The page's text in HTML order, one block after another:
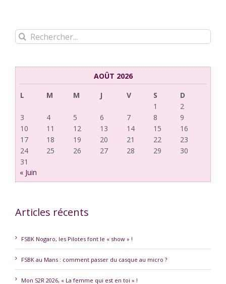
Rechercher:
AOÛT 2026
L
M M J V S
D
1
2
3
4 5 6 7 8
9
10
11 12 13 14 15
16
17
18 19 20 21 22
23
24
25 26 27 28 29
30
31
« Juin
Articles récents
FSBK Nogaro, les Pilotes font le « show » !
FSBK au Mans : comment passer du casque au micro ?
Mon S2R 2026, « La femme qui est en toi » !